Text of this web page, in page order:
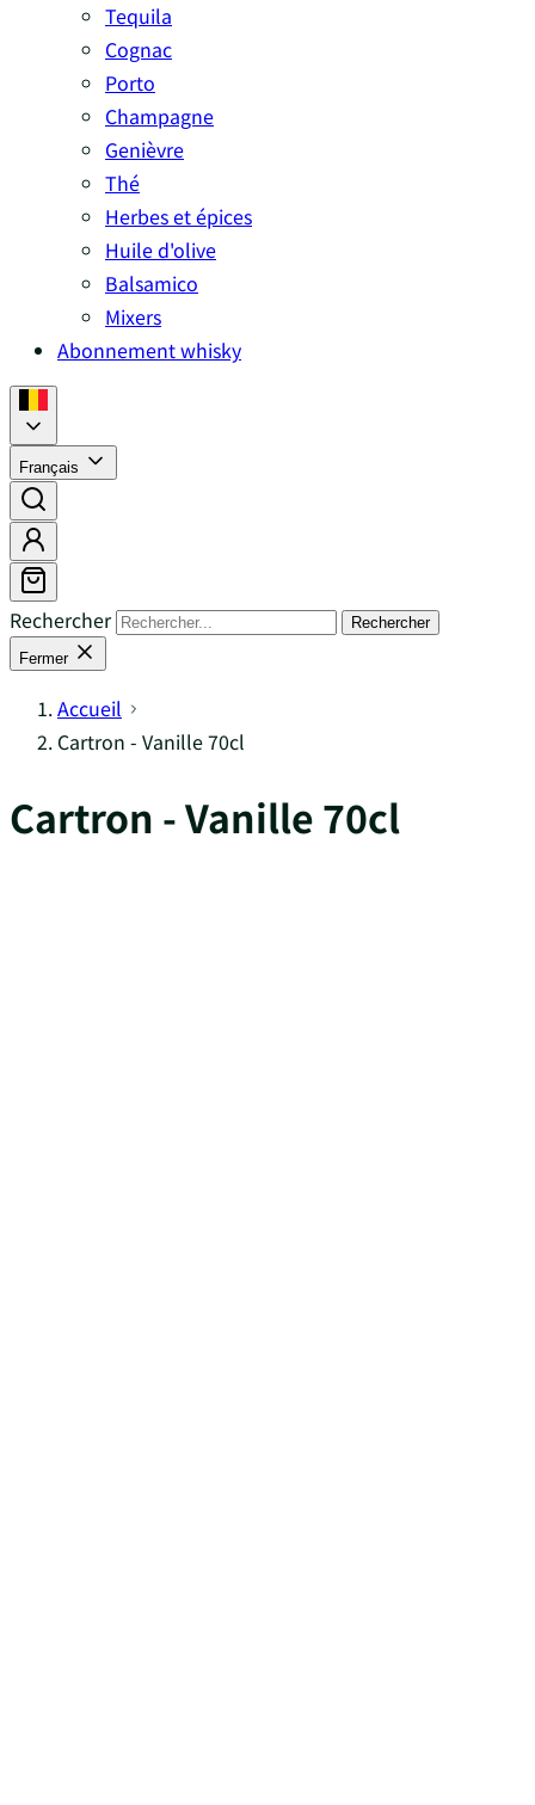
Tequila
Cognac
Porto
Champagne
Genièvre
Thé
Herbes et épices
Huile d'olive
Balsamico
Mixers
Abonnement whisky
Français
Rechercher
Rechercher
Fermer
Accueil
Cartron - Vanille 70cl
Cartron - Vanille 70cl